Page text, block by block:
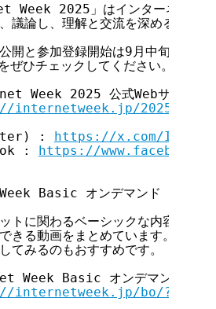
Week 2025」はインターネットの
議論し、理解と交流を深めるための
開と参加登録開始は9月中旬を予定
ひチェックしてください。
Week 2025 公式Webサイト]
internetweek.jp/2025/?nv
:
https://x.com/
:
https://
Basic オンデマンド ◇
トに関わるベーシックな内容を、
きる動画をまとめています。基礎的
みるのもおすすめです。
Week Basic オンデマンド
internetweek.jp/bo/?nv